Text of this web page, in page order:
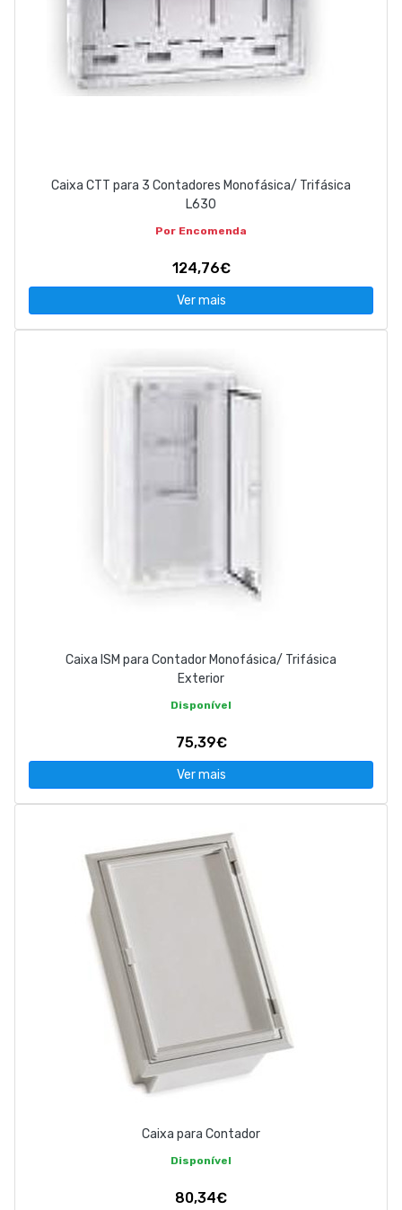
Caixa CTT para 3 Contadores Monofásica/ Trifásica
L630
Por Encomenda
124,76€
Ver mais
Caixa ISM para Contador Monofásica/ Trifásica
Exterior
Disponível
75,39€
Ver mais
Caixa para Contador
Disponível
80,34€